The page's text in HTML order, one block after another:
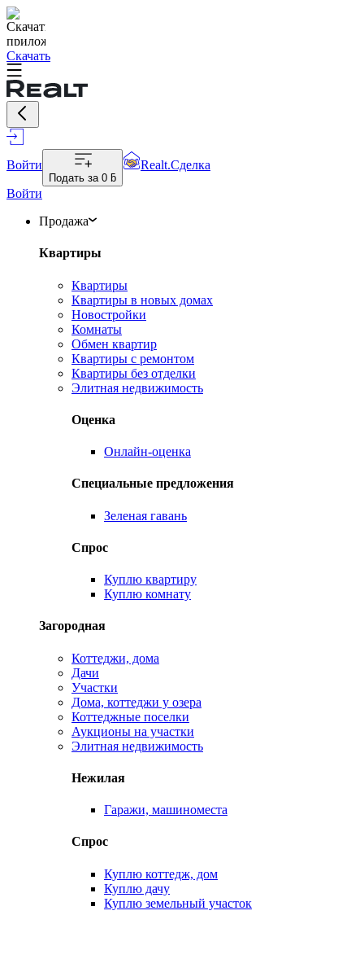
Скачать
Войти
Подать за 0 ƃ
Realt.Сделка
Войти
Продажа
Квартиры
Квартиры
Квартиры в новых домах
Новостройки
Комнаты
Обмен квартир
Квартиры с ремонтом
Квартиры без отделки
Элитная недвижимость
Оценка
Онлайн-оценка
Специальные предложения
Зеленая гавань
Спрос
Куплю квартиру
Куплю комнату
Загородная
Коттеджи, дома
Дачи
Участки
Дома, коттеджи у озера
Коттеджные поселки
Аукционы на участки
Элитная недвижимость
Нежилая
Гаражи, машиноместа
Спрос
Куплю коттедж, дом
Куплю дачу
Куплю земельный участок